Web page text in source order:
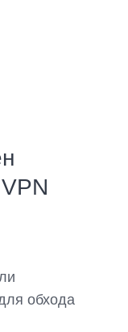
обхода